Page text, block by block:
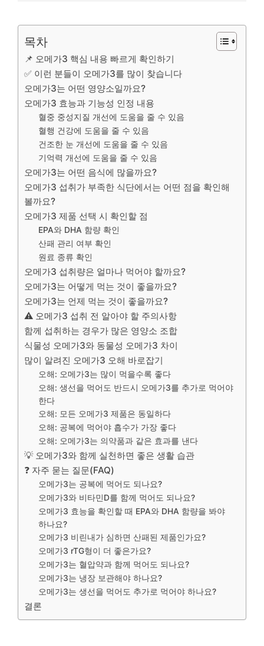
목차
📌 오메가3 핵심 내용 빠르게 확인하기
✅ 이런 분들이 오메가3를 많이 찾습니다
오메가3는 어떤 영양소일까요?
오메가3 효능과 기능성 인정 내용
혈중 중성지질 개선에 도움을 줄 수 있음
혈행 건강에 도움을 줄 수 있음
건조한 눈 개선에 도움을 줄 수 있음
기억력 개선에 도움을 줄 수 있음
오메가3는 어떤 음식에 많을까요?
오메가3 섭취가 부족한 식단에서는 어떤 점을 확인해
볼까요?
오메가3 제품 선택 시 확인할 점
EPA와 DHA 함량 확인
산패 관리 여부 확인
원료 종류 확인
오메가3 섭취량은 얼마나 먹어야 할까요?
오메가3는 어떻게 먹는 것이 좋을까요?
오메가3는 언제 먹는 것이 좋을까요?
⚠️ 오메가3 섭취 전 알아야 할 주의사항
함께 섭취하는 경우가 많은 영양소 조합
식물성 오메가3와 동물성 오메가3 차이
많이 알려진 오메가3 오해 바로잡기
오해: 오메가3는 많이 먹을수록 좋다
오해: 생선을 먹어도 반드시 오메가3를 추가로 먹어야
한다
오해: 모든 오메가3 제품은 동일하다
오해: 공복에 먹어야 흡수가 가장 좋다
오해: 오메가3는 의약품과 같은 효과를 낸다
💡 오메가3와 함께 실천하면 좋은 생활 습관
❓ 자주 묻는 질문(FAQ)
오메가3는 공복에 먹어도 되나요?
오메가3와 비타민D를 함께 먹어도 되나요?
오메가3 효능을 확인할 때 EPA와 DHA 함량을 봐야
하나요?
오메가3 비린내가 심하면 산패된 제품인가요?
오메가3 rTG형이 더 좋은가요?
오메가3는 혈압약과 함께 먹어도 되나요?
오메가3는 냉장 보관해야 하나요?
오메가3는 생선을 먹어도 추가로 먹어야 하나요?
결론